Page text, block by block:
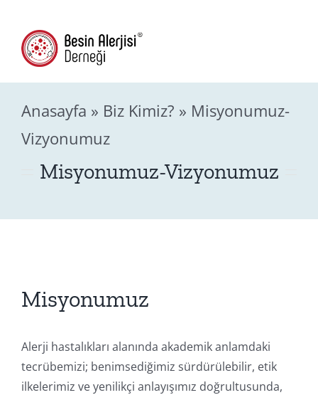
content
Besin
Anasayfa » Biz Kimiz? » Misyonumuz-
Vizyonumuz
Misyonumuz-Vizyonumuz
Misyonumuz
Alerji hastalıkları alanında akademik anlamdaki
tecrübemizi; benimsediğimiz sürdürülebilir, etik
ilkelerimiz ve yenilikçi anlayışımız doğrultusunda,